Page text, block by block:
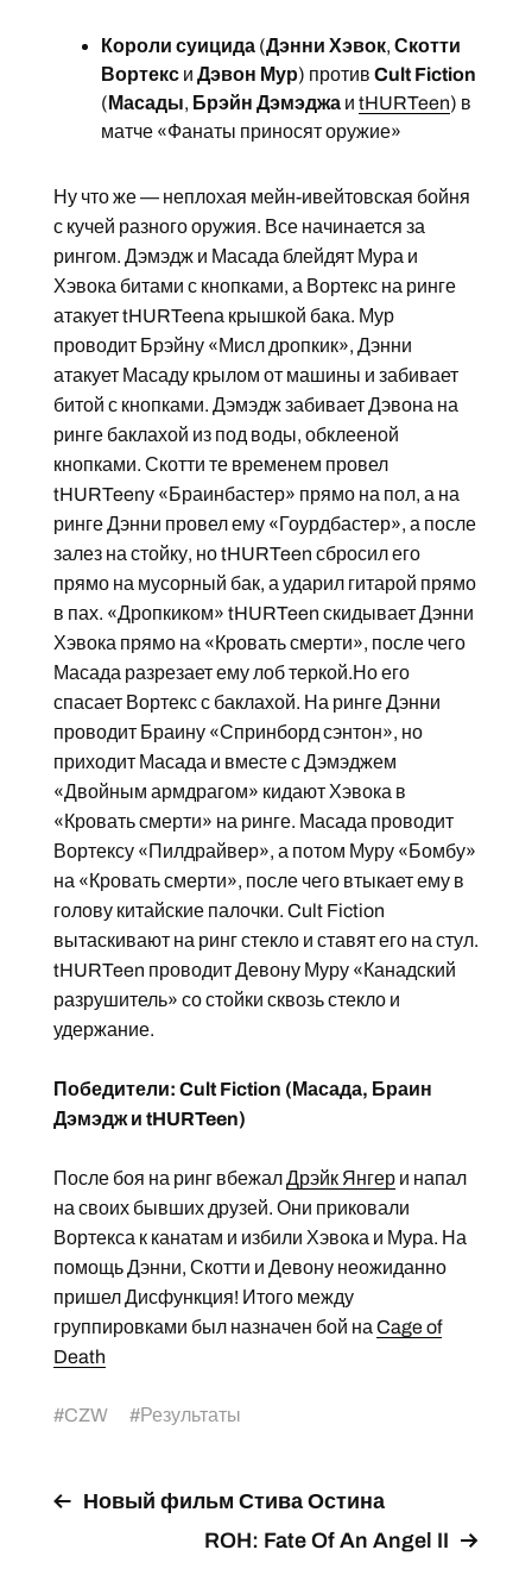
Короли суицида(Дэнни Хэвок, Скотти
Вортекси Дэвон Мур) против Cult Fiction
( Масады, Брэйн Дэмэджаи tHURTeen) в
матче «Фанаты приносят оружие»
Ну что же — неплохая мейн-ивейтовская бойня
с кучей разного оружия. Все начинается за
рингом. Дэмэдж и Масада блейдят Мура и
Хэвока битами с кнопками, а Вортекс на ринге
атакует tHURTeenа крышкой бака. Мур
проводит Брэйну «Мисл дропкик», Дэнни
атакует Масаду крылом от машины и забивает
битой с кнопками. Дэмэдж забивает Дэвона на
ринге баклахой из под воды, обклееной
кнопками. Скотти те временем провел
tHURTeenу «Браинбастер» прямо на пол, а на
ринге Дэнни провел ему «Гоурдбастер», а после
залез на стойку, но tHURTeen сбросил его
прямо на мусорный бак, а ударил гитарой прямо
в пах. «Дропкиком» tHURTeen скидывает Дэнни
Хэвока прямо на «Кровать смерти», после чего
Масада разрезает ему лоб теркой.Но его
спасает Вортекс с баклахой. На ринге Дэнни
проводит Браину «Спринборд сэнтон», но
приходит Масада и вместе с Дэмэджем
«Двойным армдрагом» кидают Хэвока в
«Кровать смерти» на ринге. Масада проводит
Вортексу «Пилдрайвер», а потом Муру «Бомбу»
на «Кровать смерти», после чего втыкает ему в
голову китайские палочки. Cult Fiction
вытаскивают на ринг стекло и ставят его на стул.
tHURTeen проводит Девону Муру «Канадский
разрушитель» со стойки сквозь стекло и
удержание.
Победители: Cult Fiction (Масада, Браин
Дэмэдж и tHURTeen)
После боя на ринг вбежалДрэйк Янгери напал
на своих бывших друзей. Они приковали
Вортекса к канатам и избили Хэвока и Мура. На
помощь Дэнни, Скотти и Девону неожиданно
пришел Дисфункция! Итого между
группировками был назначен бой на Cage of
Death
#CZW #Результаты
Новый фильм Стива Остина
ROH: Fate Of An Angel II